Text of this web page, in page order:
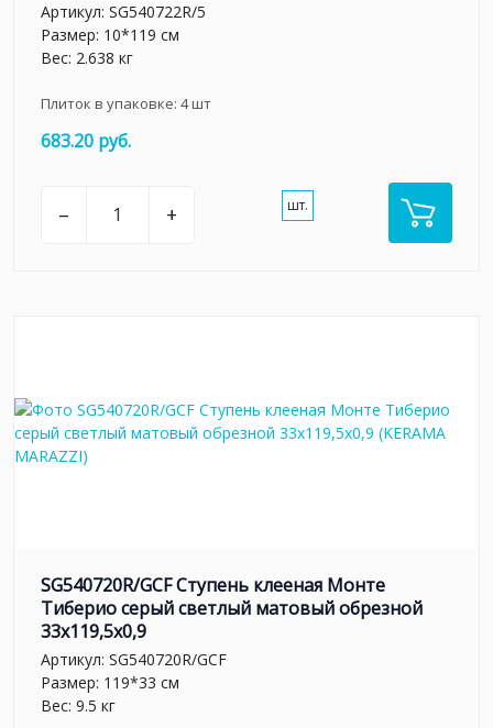
Артикул: SG540722R/5
Размер: 10*119 см
Вес: 2.638 кг
Плиток в упаковке: 4шт
683.20 руб.
– + шт.
SG540720R/GCF Ступень клееная Монте
Тиберио серый светлый матовый обрезной
33x119,5x0,9
Артикул: SG540720R/GCF
Размер: 119*33 см
Вес: 9.5 кг